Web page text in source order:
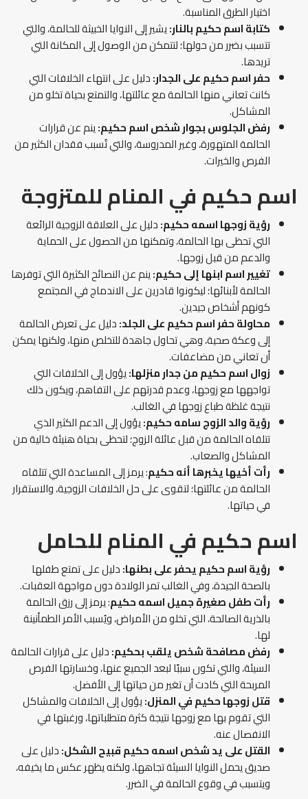
اختيار الطرق المناسبة.
كتابة اسم حكيم بالنار:يشير إلى النوايا الخبيثة للحالمة، والتي
تتسبب بضرر من حولها؛ لتتمكن من الوصول إلى المكانة التي
تريدها.
حفر اسم حكيم على الجدار:دليل على انتهاء الخلافات التي
كانت تعاني منها الحالمة مع عائلتها، والتمتع بحياة تخلو من
المشاكل.
رفض الجلوس بجوار شخص اسم حكيم:ينم عن قرارات
الحالمة المتهورة، وغير المدروسة، والتي تُسبب فقدان الكثير من
الفرص والخيرات.
اسم حكيم في المنامللمتزوجة
رؤية زوجها اسمه حكيم:دليل على العلاقة الزوجية الرائعة
التي تحظى بها الحالمة، وتمكنها من الحصول على الحماية
والدعم من قبل زوجها.
تغيير اسم ابنها إلى حكيم:ينم عن النصائح الكثيرة التي توفرها
الحالمة لأبنائها؛ ليكونوا قادرين على الاندماج في المجتمع
كونهم أشخاص جيدين.
محاولة حفر اسم حكيم على الجلد:دليل على تعرض الحالمة
إلى وعكة صحية، وهي تحاول جاهدة للتخلص منها، ولكنها يمكن
أن تعاني من مضاعفات.
زوال اسم حكيم من جدار منزلها:يؤول إلى الخلافات التي
تواجهها مع زوجها، وعدم قدرتهم على التفاهم، ويكون ذلك
نتيجة غلظة طباع زوجها في الغالب.
رؤية والد الزوج سامه حكيم:يؤول إلى الدعم الكثير الذي
تتلقاه الحالمة من قبل عائلة الزوج؛ لتحظى بحياة هنيئة خالية من
المشاكل والصعاب.
رأت أخيها يخبرها أنه حكيم: يرمز إلى المساعدة التي تتلقاه
الحالمة من عائلتها؛ لتقوى على حل الخلافات الزوجية، والاستقرار
في حياتها.
اسم حكيم في المنامللحامل
رؤية اسم حكيم يحفر على بطنها:دليل على تمتع طفلها
بالصحة الجيدة، وفي الغالب تمر الولادة دون مواجهة العقبات.
رأت طفل صغيرة جميل اسمه حكيم: يرمز إلى رزق الحالمة
بالذرية الصالحة، التي تخلو من الأمراض، ويُسبب الأمر الطمأنينة
لها.
رفض مصافحة شخص يلقب بحكيم:دليل على قرارات الحالمة
السيئة، والتي تكون سببًا لبعد الجميع عنها، وخسارتها الفرص
المربحة التي كادت أن تغير من حياتها إلى الأفضل.
قتل زوجها حكيم في المنزل:يؤول إلى الخلافات والمشاكل
التي تقوم بها مع زوجها نتيجة كثرة متطلباتها، ورغبتها في
الانفصال عنه.
القتل على يد شخص اسمه حكيم قبيح الشكل:دليل على
صديق يحمل النوايا السيئة تجاهها، ولكنه يظهر عكس ما يخيفه،
ويتسبب في وقوع الحالمة في الضرر.